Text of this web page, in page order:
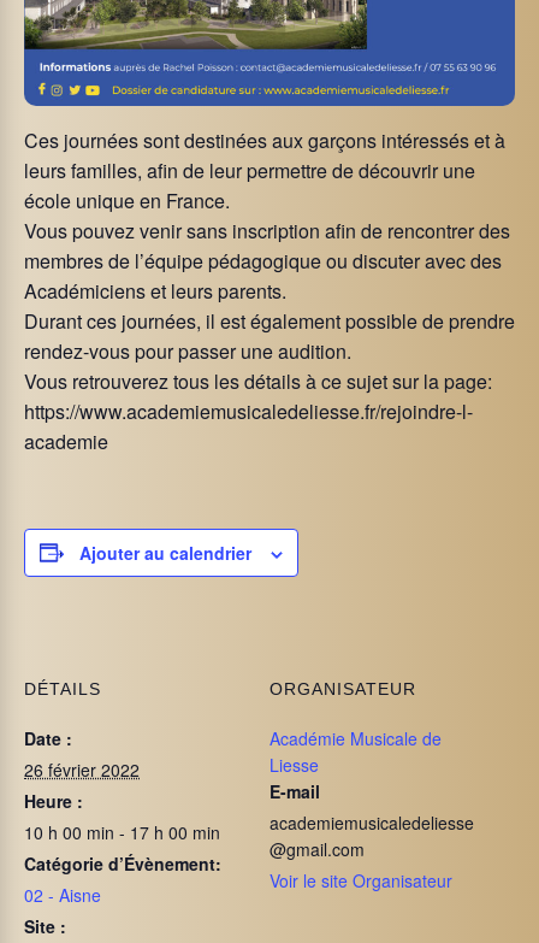
Ces journées sont destinées aux garçons intéressés et à
leurs familles, afin de leur permettre de découvrir une
école unique en France.
Vous pouvez venir sans inscription afin de rencontrer des
membres de l’équipe pédagogique ou discuter avec des
Académiciens et leurs parents.
Durant ces journées, il est également possible de prendre
rendez-vous pour passer une audition.
Vous retrouverez tous les détails à ce sujet sur la page:
https://www.academiemusicaledeliesse.fr/rejoindre-l-
academie
Ajouter au calendrier
DÉTAILS
Date :
26 février 2022
Heure :
10 h 00 min - 17 h 00 min
Catégorie d’Évènement:
02 - Aisne
Site :
ORGANISATEUR
Académie Musicale de
Liesse
E-mail
academiemusicaledeliesse
@gmail.com
Voir le site Organisateur